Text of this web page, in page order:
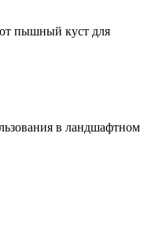
пышный куст для
в ландшафтном